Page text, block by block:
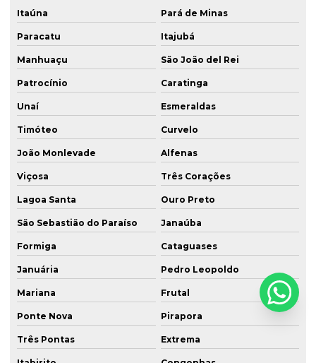
Itaúna Pará de Minas
Paracatu Itajubá
Manhuaçu São João del Rei
Patrocínio Caratinga
Unaí Esmeraldas
Timóteo Curvelo
João Monlevade Alfenas
Viçosa Três Corações
Lagoa Santa Ouro Preto
São Sebastião do Paraíso Janaúba
Formiga Cataguases
Januária Pedro Leopoldo
Mariana Frutal
Ponte Nova Pirapora
Três Pontas Extrema